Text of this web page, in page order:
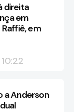
direita
em
em
10:22
a Anderson